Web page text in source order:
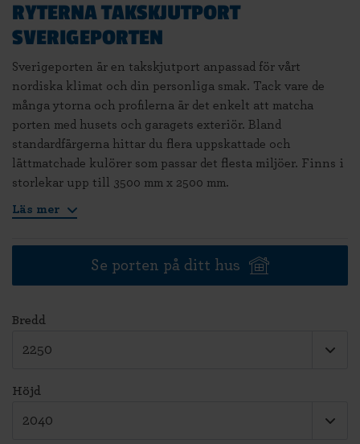
RYTERNA TAKSKJUTPORT
SVERIGEPORTEN
Sverigeporten är en takskjutport anpassad för vårt
nordiska klimat och din personliga smak. Tack vare de
många ytorna och profilerna är det enkelt att matcha
porten med husets och garagets exteriör. Bland
standardfärgerna hittar du flera uppskattade och
lättmatchade kulörer som passar det flesta miljöer. Finns i
storlekar upp till 3500 mm x 2500 mm.
Läs mer
Se porten på ditt hus
Bredd
Höjd